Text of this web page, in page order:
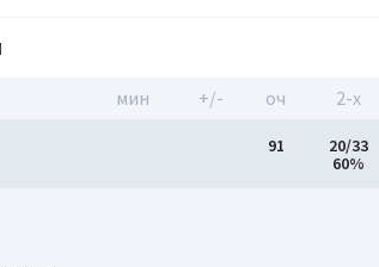
мин +/- оч 2-x
91
20/33
60%